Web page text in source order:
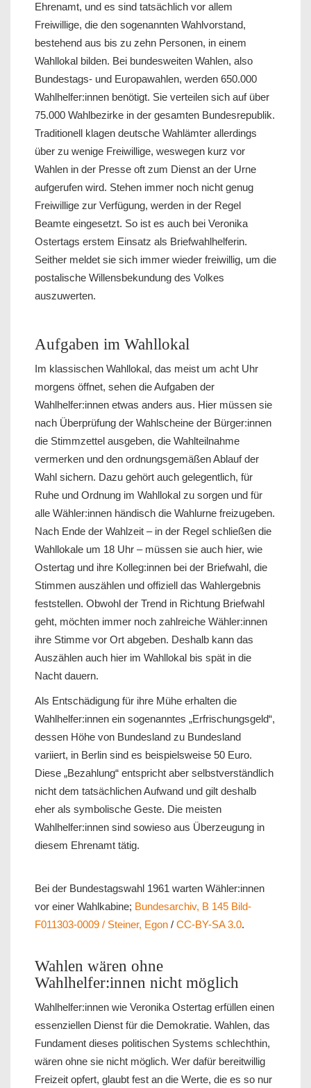
Ehrenamt, und es sind tatsächlich vor allem
Freiwillige, die den sogenannten Wahlvorstand,
bestehend aus bis zu zehn Personen, in einem
Wahllokal bilden. Bei bundesweiten Wahlen, also
Bundestags- und Europawahlen, werden 650.000
Wahlhelfer:innen benötigt. Sie verteilen sich auf über
75.000 Wahlbezirke in der gesamten Bundesrepublik.
Traditionell klagen deutsche Wahlämter allerdings
über zu wenige Freiwillige, weswegen kurz vor
Wahlen in der Presse oft zum Dienst an der Urne
aufgerufen wird. Stehen immer noch nicht genug
Freiwillige zur Verfügung, werden in der Regel
Beamte eingesetzt. So ist es auch bei Veronika
Ostertags erstem Einsatz als Briefwahlhelferin.
Seither meldet sie sich immer wieder freiwillig, um die
postalische Willensbekundung des Volkes
auszuwerten.
Aufgaben im Wahllokal
Im klassischen Wahllokal, das meist um acht Uhr
morgens öffnet, sehen die Aufgaben der
Wahlhelfer:innen etwas anders aus. Hier müssen sie
nach Überprüfung der Wahlscheine der Bürger:innen
die Stimmzettel ausgeben, die Wahlteilnahme
vermerken und den ordnungsgemäßen Ablauf der
Wahl sichern. Dazu gehört auch gelegentlich, für
Ruhe und Ordnung im Wahllokal zu sorgen und für
alle Wähler:innen händisch die Wahlurne freizugeben.
Nach Ende der Wahlzeit – in der Regel schließen die
Wahllokale um 18 Uhr – müssen sie auch hier, wie
Ostertag und ihre Kolleg:innen bei der Briefwahl, die
Stimmen auszählen und offiziell das Wahlergebnis
feststellen. Obwohl der Trend in Richtung Briefwahl
geht, möchten immer noch zahlreiche Wähler:innen
ihre Stimme vor Ort abgeben. Deshalb kann das
Auszählen auch hier im Wahllokal bis spät in die
Nacht dauern.
Als Entschädigung für ihre Mühe erhalten die
Wahlhelfer:innen ein sogenanntes „Erfrischungsgeld“,
dessen Höhe von Bundesland zu Bundesland
variiert, in Berlin sind es beispielsweise 50 Euro.
Diese „Bezahlung“ entspricht aber selbstverständlich
nicht dem tatsächlichen Aufwand und gilt deshalb
eher als symbolische Geste. Die meisten
Wahlhelfer:innen sind sowieso aus Überzeugung in
diesem Ehrenamt tätig.
Bei der Bundestagswahl 1961 warten Wähler:innen
vor einer Wahlkabine; Bundesarchiv, B 145 Bild-
F011303-0009 / Steiner, Egon / CC-BY-SA 3.0.
Wahlen wären ohne
Wahlhelfer:innen nicht möglich
Wahlhelfer:innen wie Veronika Ostertag erfüllen einen
essenziellen Dienst für die Demokratie. Wahlen, das
Fundament dieses politischen Systems schlechthin,
wären ohne sie nicht möglich. Wer dafür bereitwillig
Freizeit opfert, glaubt fest an die Werte, die es so nur